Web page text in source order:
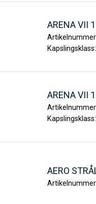
ARENA VII
Kapslingsklass:
ARENA VII
Kapslingsklass:
AERO